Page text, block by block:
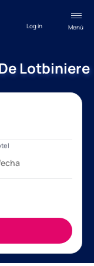
Menú
Log in
Lotbiniere